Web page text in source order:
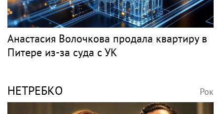
Анастасия Волочкова продала квартиру в
Питере из-за суда с УК
НЕТРЕБКО Рок